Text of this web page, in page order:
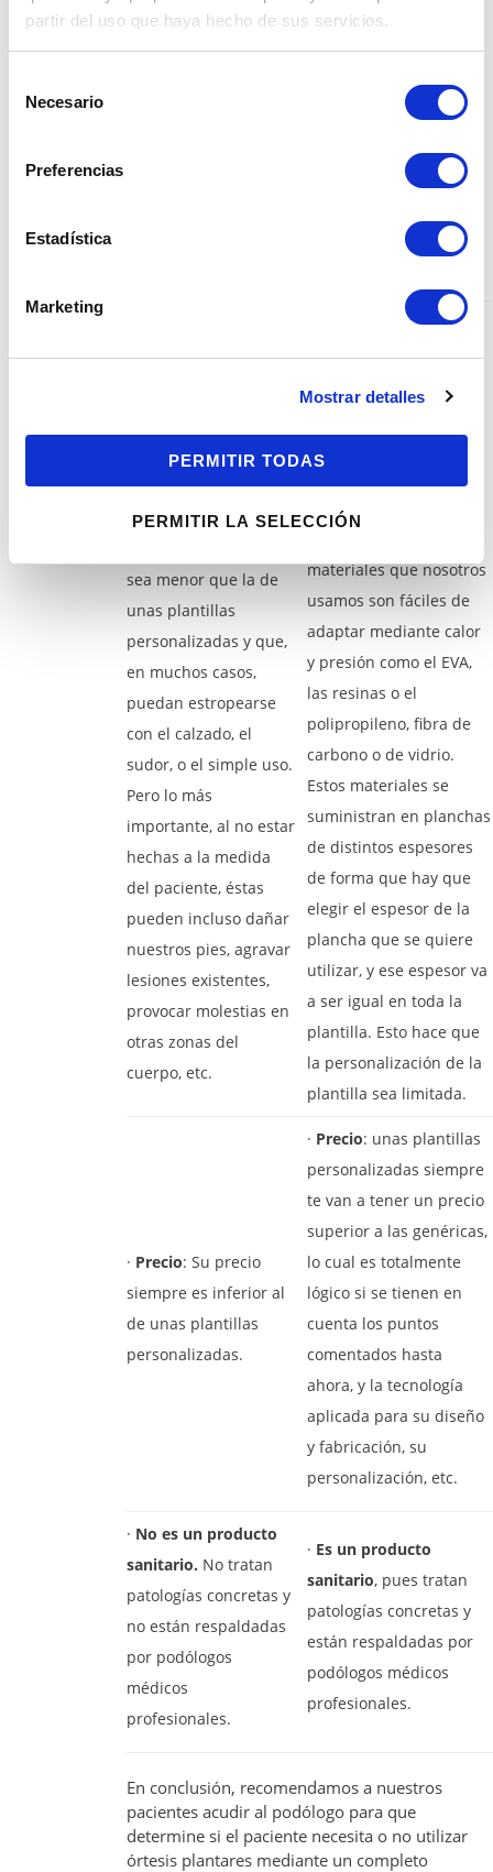
partir del uso que haya hecho de sus servicios.
Necesario
Preferencias
Estadística
Marketing
Mostrar detalles
PERMITIR TODAS
PERMITIR LA SELECCIÓN
progresivo y diferente
en cada caso, por eso
nuestros profesionales
dan el seguimiento
necesario y realizan
todas las revisiones y
requiera hasta su total
confortabilidad.
materiales con los se
garantizan la máxima
calidad en la mayoría
de los casos, de ahí
sea menor que la de
unas plantillas
personalizadas y que,
en muchos casos,
puedan estropearse
con el calzado, el
sudor, o el simple uso.
Pero lo más
importante, al no estar
hechas a la medida
del paciente, éstas
pueden incluso dañar
nuestros pies, agravar
lesiones existentes,
provocar molestias en
otras zonas del
cuerpo, etc.
: Las plantillas
personalizadas están
hechas con los mejores
condición física
materiales que nosotros
usamos son fáciles de
adaptar mediante calor
y presión como el EVA,
las resinas o el
polipropileno, fibra de
carbono o de vidrio.
Estos materiales se
suministran en planchas
de distintos espesores
de forma que hay que
elegir el espesor de la
plancha que se quiere
utilizar, y ese espesor va
a ser igual en toda la
plantilla. Esto hace que
la personalización de la
plantilla sea limitada.
· Precio: Su precio
siempre es inferior al
de unas plantillas
personalizadas.
· Precio: unas plantillas
personalizadas siempre
te van a tener un precio
superior a las genéricas,
lo cual es totalmente
lógico si se tienen en
cuenta los puntos
comentados hasta
ahora, y la tecnología
aplicada para su diseño
y fabricación, su
personalización, etc.
· No es un producto
sanitario. No tratan
patologías concretas y
no están respaldadas
por podólogos
médicos
profesionales.
· Es un producto
sanitario, pues tratan
patologías concretas y
están respaldadas por
podólogos médicos
profesionales.
En conclusión, recomendamos a nuestros
pacientes acudir al podólogo para que
determine si el paciente necesita o no utilizar
órtesis plantares mediante un completo